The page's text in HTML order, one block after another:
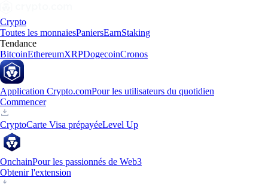
Crypto
Toutes les monnaiesPaniersEarnStaking
Tendance
BitcoinEthereumXRPDogecoinCronos
Application Crypto.comPour les utilisateurs du quotidien
Commencer
CryptoCarte Visa prépayéeLevel Up
OnchainPour les passionnés de Web3
Obtenir l'extension